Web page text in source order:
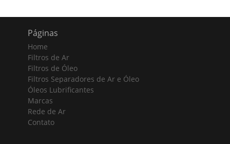
Páginas
Home
Filtros de Ar
Filtros de Óleo
Filtros Separadores de Ar e Óleo
Óleos Lubrificantes
Marcas
Rede de Ar
Contato